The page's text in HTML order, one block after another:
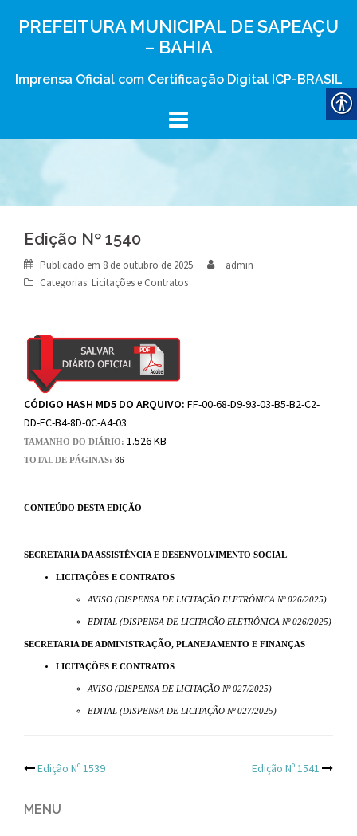
PREFEITURA MUNICIPAL DE SAPEAÇU
– BAHIA
Imprensa Oficial com Certificação Digital ICP-BRASIL
Edição Nº 1540
Publicado em 8 de outubro de 2025
admin
Categorias: Licitações e Contratos
CÓDIGO HASH MD5 DO ARQUIVO: FF-00-68-D9-93-03-B5-B2-C2-
DD-EC-B4-8D-0C-A4-03
TAMANHO DO DIÁRIO: 1.526 KB
TOTAL DE PÁGINAS: 86
CONTEÚDO DESTA EDIÇÃO
SECRETARIA DA ASSISTÊNCIA E DESENVOLVIMENTO SOCIAL
LICITAÇÕES E CONTRATOS
AVISO (DISPENSA DE LICITAÇÃO ELETRÔNICA Nº 026/2025)
EDITAL (DISPENSA DE LICITAÇÃO ELETRÔNICA Nº 026/2025)
SECRETARIA DE ADMINISTRAÇÃO, PLANEJAMENTO E FINANÇAS
LICITAÇÕES E CONTRATOS
AVISO (DISPENSA DE LICITAÇÃO Nº 027/2025)
EDITAL (DISPENSA DE LICITAÇÃO Nº 027/2025)
Post
navigation
Edição Nº 1539 Edição Nº 1541
MENU